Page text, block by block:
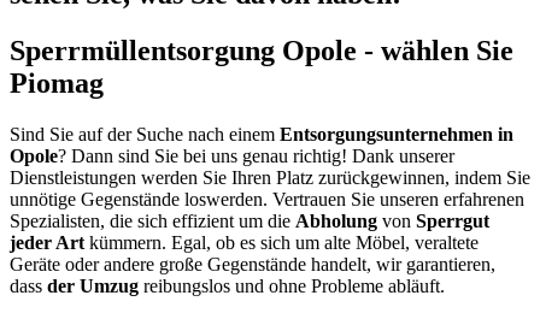
Sperrmüllentsorgung Opole - wählen Sie
Piomag
Sind Sie auf der Suche nach einem Entsorgungsunternehmen in
Opole? Dann sind Sie bei uns genau richtig! Dank unserer
Dienstleistungen werden Sie Ihren Platz zurückgewinnen, indem Sie
unnötige Gegenstände loswerden. Vertrauen Sie unseren erfahrenen
Spezialisten, die sich effizient um die Abholung von Sperrgut
jeder Art kümmern. Egal, ob es sich um alte Möbel, veraltete
Geräte oder andere große Gegenstände handelt, wir garantieren,
dass der Umzug reibungslos und ohne Probleme abläuft.